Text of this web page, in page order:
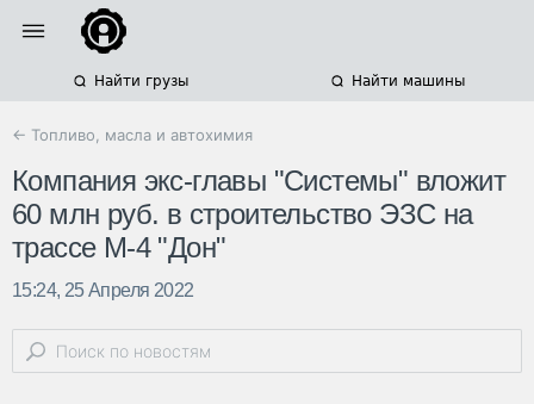
Найти грузы Найти машины
← Топливо, масла и автохимия
Компания экс-главы "Системы" вложит
60 млн руб. в строительство ЭЗС на
трассе М-4 "Дон"
15:24, 25 Апреля 2022